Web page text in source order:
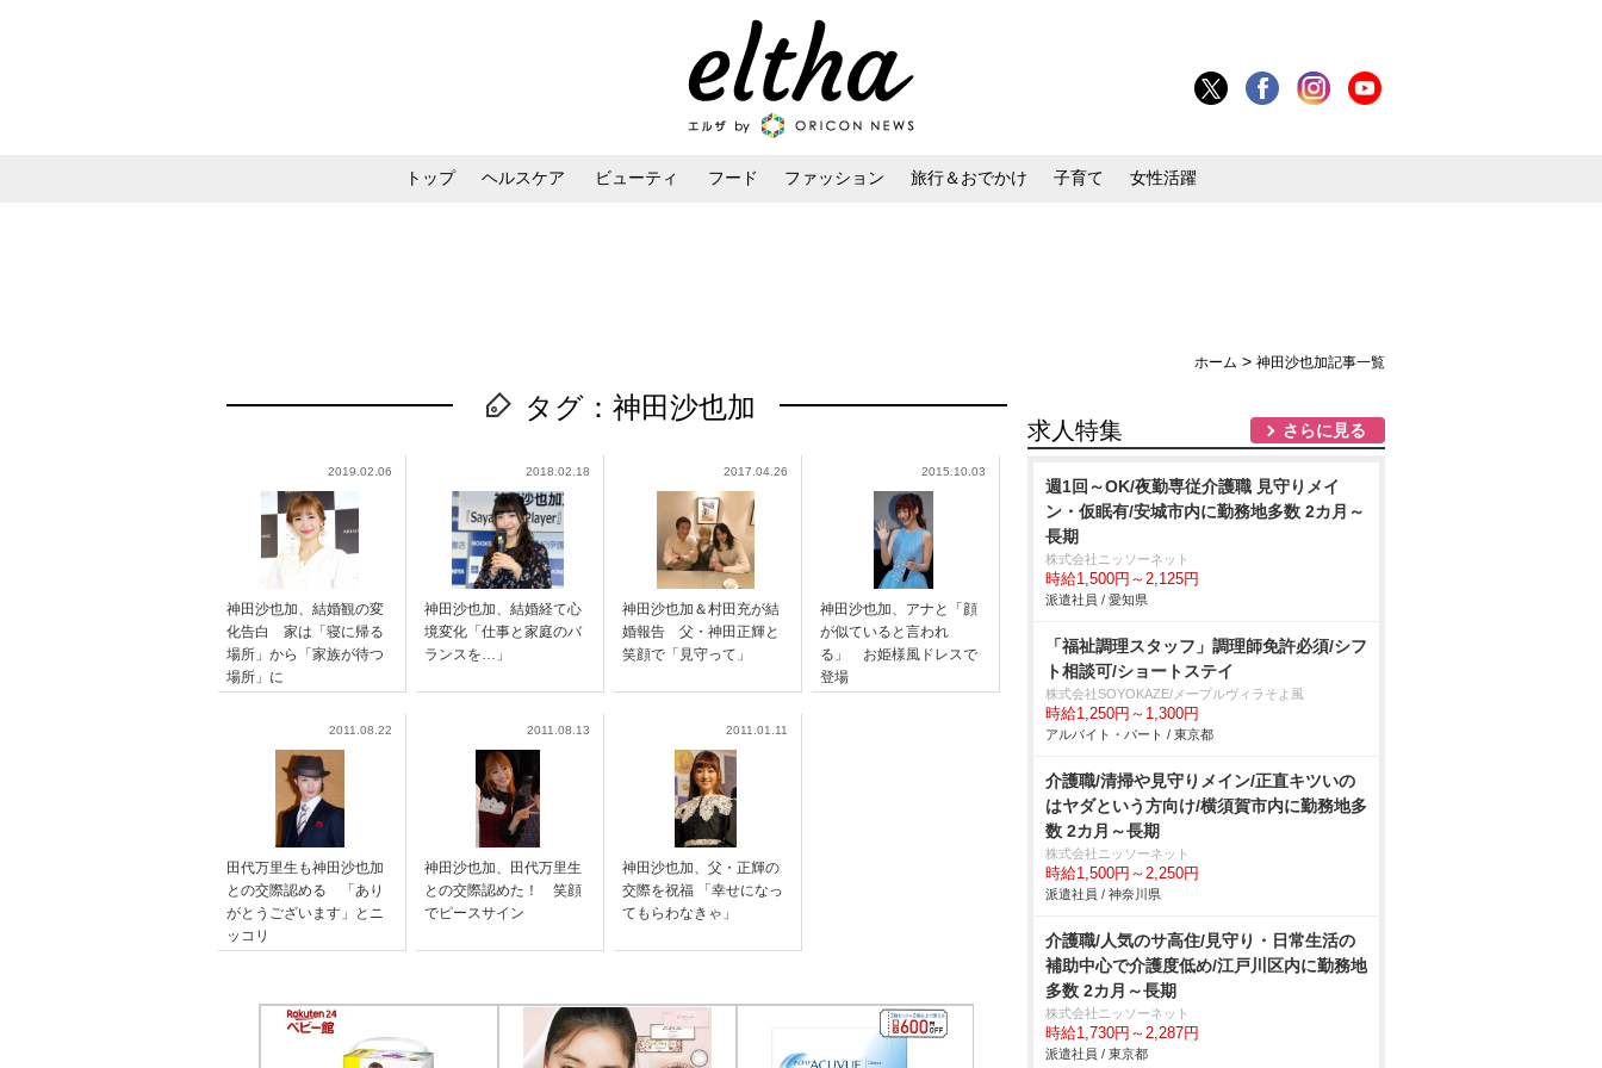
トップ ヘルスケア ビューティ フード ファッション 旅行＆おでかけ 子育て 女性活躍
ホーム > 神田沙也加記事一覧
タグ：神田沙也加
2019.02.06
神田沙也加、結婚観の変
化告白 家は「寝に帰る
場所」から「家族が待つ
場所」に
2018.02.18
神田沙也加、結婚経て心
境変化「仕事と家庭のバ
ランスを…」
2017.04.26
神田沙也加＆村田充が結
婚報告 父・神田正輝と
笑顔で「見守って」
2015.10.03
神田沙也加、アナと「顔
が似ていると言われ
る」 お姫様風ドレスで
登場
2011.08.22
田代万里生も神田沙也加
との交際認める 「あり
がとうございます」とニ
ッコリ
2011.08.13
神田沙也加、田代万里生
との交際認めた！ 笑顔
でピースサイン
2011.01.11
神田沙也加、父・正輝の
交際を祝福 「幸せになっ
てもらわなきゃ」
求人特集 さらに見る
週1回～OK/夜勤専従介護職 見守りメイ
ン・仮眠有/安城市内に勤務地多数 2カ月～
長期
株式会社ニッソーネット
時給1,500円～2,125円
派遣社員 / 愛知県
「福祉調理スタッフ」調理師免許必須/シフ
ト相談可/ショートステイ
株式会社SOYOKAZE/メープルヴィラそよ風
時給1,250円～1,300円
アルバイト・パート / 東京都
介護職/清掃や見守りメイン/正直キツいの
はヤダという方向け/横須賀市内に勤務地多
数 2カ月～長期
株式会社ニッソーネット
時給1,500円～2,250円
派遣社員 / 神奈川県
介護職/人気のサ高住/見守り・日常生活の
補助中心で介護度低め/江戸川区内に勤務地
多数 2カ月～長期
株式会社ニッソーネット
時給1,730円～2,287円
派遣社員 / 東京都